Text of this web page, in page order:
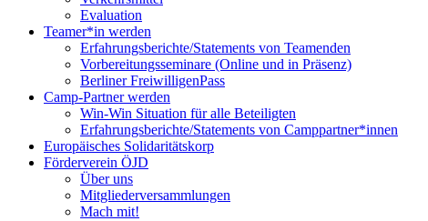
Evaluation
Teamer*in werden
Erfahrungsberichte/Statements von Teamenden
Vorbereitungsseminare (Online und in Präsenz)
Berliner FreiwilligenPass
Camp-Partner werden
Win-Win Situation für alle Beteiligten
Erfahrungsberichte/Statements von Camppartner*innen
Europäisches Solidaritätskorp
Förderverein ÖJD
Über uns
Mitgliederversammlungen
Mach mit!